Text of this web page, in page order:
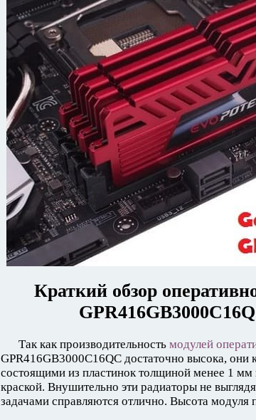
Краткий обзор
Так как производительность модулей
GPR416GB3000C16QC достаточно высока,
состоящими из пластинок толщиной менее 1
краской. Внушительно эти радиаторы не
задачами справляются отлично. Высота модуля